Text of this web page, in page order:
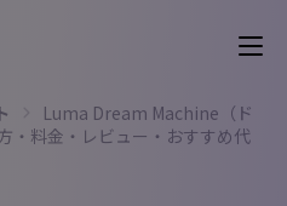
Luma Dream Machine（ド
・料金・レビュー・おすすめ代